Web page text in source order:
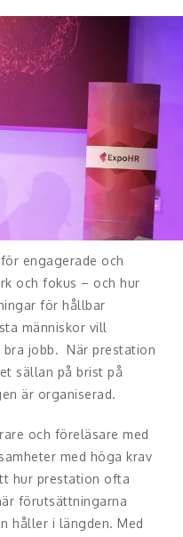
engagerade och
och fokus – och hur
för hållbar
människor vill
jobb. När prestation
sällan på brist på
är organiserad.
och föreläsare med
med höga krav
hur prestation ofta
förutsättningarna
håller i längden. Med